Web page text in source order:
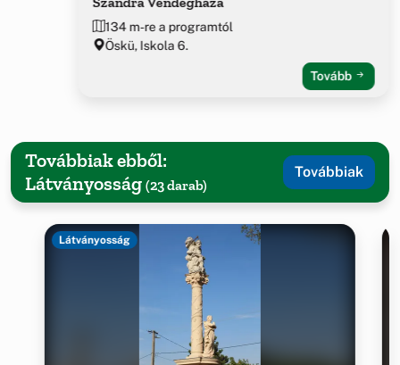
134 m-re a programtól
Öskü, Iskola 6.
Tovább
Továbbiak ebből:
Látványosság (23 darab)
Továbbiak
Látványosság